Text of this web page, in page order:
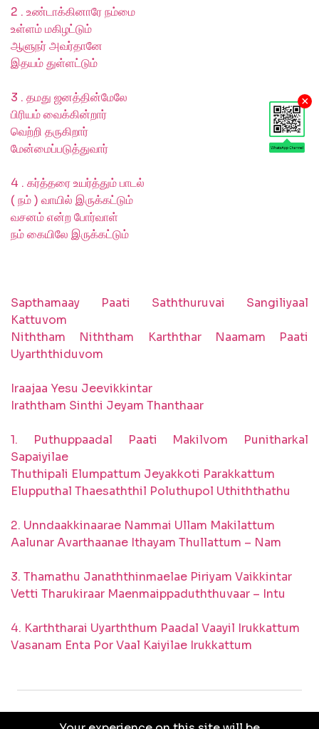
×
2 . உண்டாக்கினாரே நம்மை
உள்ளம் மகிழட்டும்
ஆளுநர் அவர்தானே
இதயம் துள்ளட்டும்
3 . தமது ஜனத்தின்மேலே
பிரியம் வைக்கின்றார்
வெற்றி தருகிறார்
மேன்மைப்படுத்துவார்
4 . கர்த்தரை உயர்த்தும் பாடல்
( நம் ) வாயில் இருக்கட்டும்
வசனம் என்ற போர்வாள்
நம் கையிலே இருக்கட்டும்
Sapthamaay Paati Saththuruvai Sangiliyaal
Kattuvom
Niththam Niththam Karththar Naamam Paati
Uyarththiduvom
Iraajaa Yesu Jeevikkintar
Iraththam Sinthi Jeyam Thanthaar
1. Puthuppaadal Paati Makilvom Punitharkal
Sapaiyilae
Thuthipali Elumpattum Jeyakkoti Parakkattum
Elupputhal Thaesaththil Poluthupol Uthiththathu
2. Unndaakkinaarae Nammai Ullam Makilattum
Aalunar Avarthaanae Ithayam Thullattum – Nam
3. Thamathu Janaththinmaelae Piriyam Vaikkintar
Vetti Tharukiraar Maenmaippaduththuvaar – Intu
4. Karththarai Uyarththum Paadal Vaayil Irukkattum
Vasanam Enta Por Vaal Kaiyilae Irukkattum